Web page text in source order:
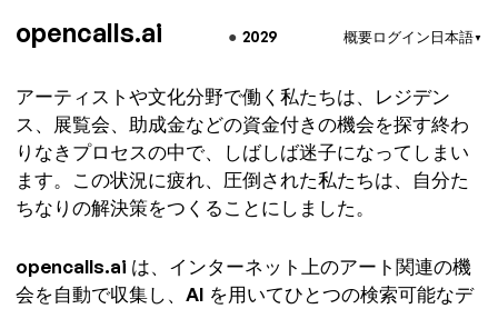
opencalls.ai ● 2029 概要ログイン日本語▼
概要 - opencalls.ai
アーティストや文化分野で働く私たちは、レジデン
ス、展覧会、助成金などの資金付きの機会を探す終わ
りなきプロセスの中で、しばしば迷子になってしまい
ます。この状況に疲れ、圧倒された私たちは、自分た
ちなりの解決策をつくることにしました。
opencalls.ai は、インターネット上のアート関連の機
会を自動で収集し、AI を用いてひとつの検索可能なデ